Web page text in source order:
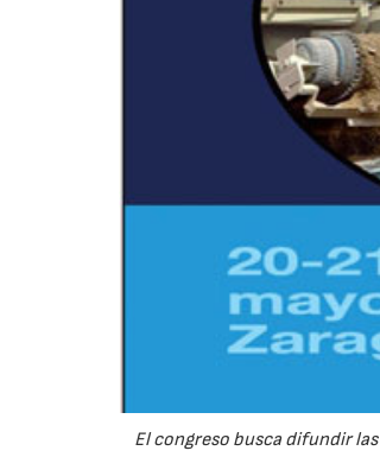
El congreso busca difundir